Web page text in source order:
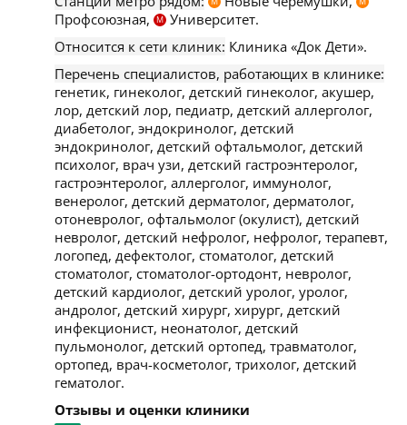
Профсоюзная, М Университет.
Относится к сети клиник: Клиника «Док Дети».
Перечень специалистов, работающих в клинике:
генетик, гинеколог, детский гинеколог, акушер,
лор, детский лор, педиатр, детский аллерголог,
диабетолог, эндокринолог, детский
эндокринолог, детский офтальмолог, детский
психолог, врач узи, детский гастроэнтеролог,
гастроэнтеролог, аллерголог, иммунолог,
венеролог, детский дерматолог, дерматолог,
отоневролог, офтальмолог (окулист), детский
невролог, детский нефролог, нефролог, терапевт,
логопед, дефектолог, стоматолог, детский
стоматолог, стоматолог-ортодонт, невролог,
детский кардиолог, детский уролог, уролог,
андролог, детский хирург, хирург, детский
инфекционист, неонатолог, детский
пульмонолог, детский ортопед, травматолог,
ортопед, врач-косметолог, трихолог, детский
гематолог.
Отзывы и оценки клиники